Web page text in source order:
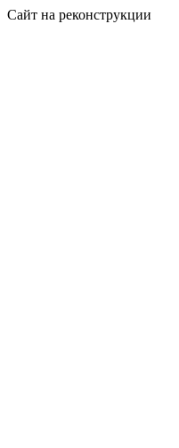
Сайт на реконструкции